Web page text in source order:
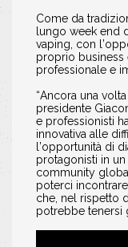
Come da
lungo week end
vaping, con
proprio business
professionale e
“Ancora una
presidente
e professionisti
innovativa alle
l’opportunità di
protagonisti in
community
poterci
che, nel rispetto
potrebbe tenersi